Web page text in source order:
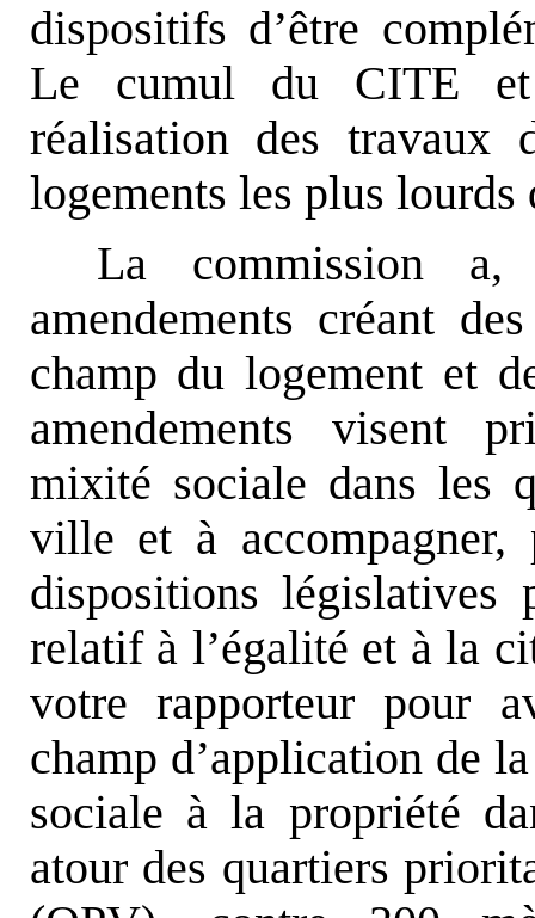
dispositifs d’être
Le cumul du CITE
réalisation des travaux
logements les plus lourds
La commission
amendements créant
champ du logement et
amendements visent
mixité sociale dans les
ville et à accompagner,
dispositions
relatif à l’égalité et à la
votre rapporteur pour
champ d’application de
sociale à la propriété
atour des quartiers